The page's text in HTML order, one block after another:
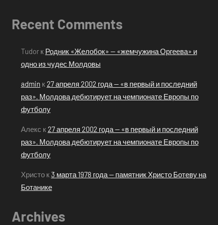
Recent Comments
Tudorк Родник «Желобок» — «жемчужина Оргеева» и
одно из чудес Молдовы
admin к 27 апреля 2002 года — «в первый и последний
раз». Молдова дебютирует на чемпионате Европы по
футболу
Алекс к 27 апреля 2002 года — «в первый и последний
раз». Молдова дебютирует на чемпионате Европы по
футболу
Христок 3 марта 1978 года — памятник Христо Ботеву на
Ботанике
Archives